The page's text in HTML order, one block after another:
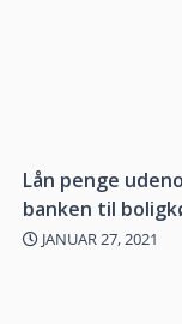
Lån penge
banken til
JANUAR 27, 2021